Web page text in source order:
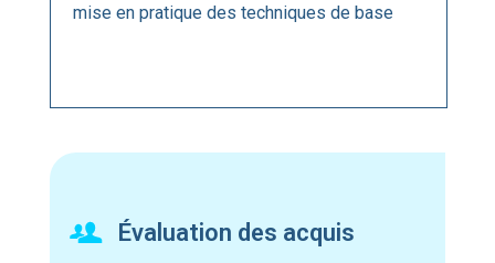
mise en pratique des techniques de base
Évaluation des acquis